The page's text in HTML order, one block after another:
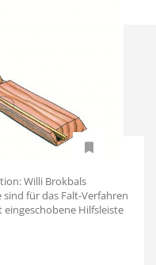
Willi Brokbals
für das Falt-Verfahren
Hilfsleiste